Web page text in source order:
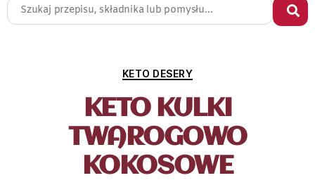
KETO DESERY
KETO KULKI
TWAROGOWO
KOKOSOWE